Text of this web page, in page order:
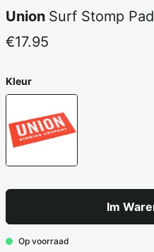
Union Surf Stomp
€17.95
Kleur
Im
Op voorraad